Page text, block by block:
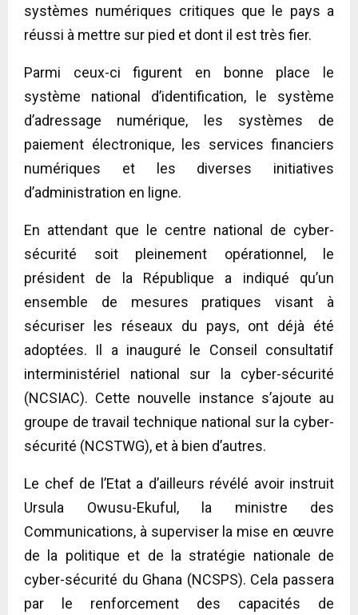
systèmes numériques critiques que le pays a
réussi à mettre sur pied et dont il est très fier.
Parmi ceux-ci figurent en bonne place le
système national d’identification, le système
d’adressage numérique, les systèmes de
paiement électronique, les services financiers
numériques et les diverses initiatives
d’administration en ligne.
En attendant que le centre national de cyber-
sécurité soit pleinement opérationnel, le
président de la République a indiqué qu’un
ensemble de mesures pratiques visant à
sécuriser les réseaux du pays, ont déjà été
adoptées. Il a inauguré le Conseil consultatif
interministériel national sur la cyber-sécurité
(NCSIAC). Cette nouvelle instance s’ajoute au
groupe de travail technique national sur la cyber-
sécurité (NCSTWG), et à bien d’autres.
Le chef de l’Etat a d’ailleurs révélé avoir instruit
Ursula Owusu-Ekuful, la ministre des
Communications, à superviser la mise en œuvre
de la politique et de la stratégie nationale de
cyber-sécurité du Ghana (NCSPS). Cela passera
par le renforcement des capacités de